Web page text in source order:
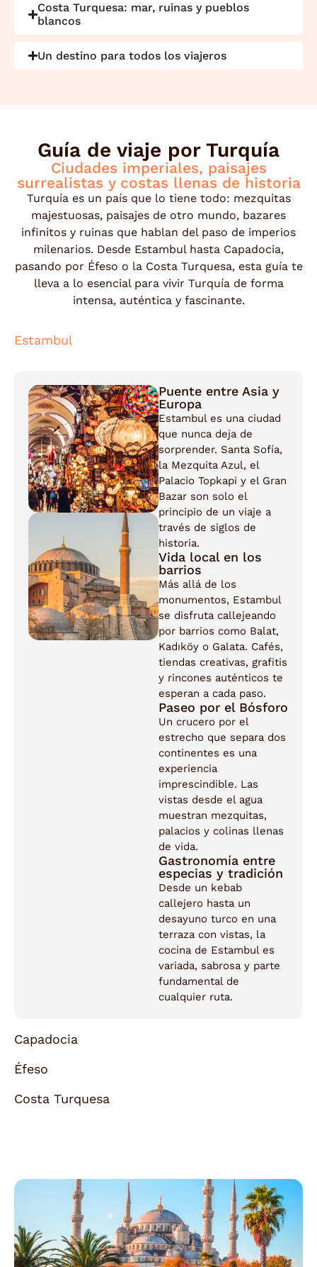
Costa Turquesa: mar, ruinas y pueblos
blancos
Un destino para todos los viajeros
Guía de viaje por Turquía
Ciudades imperiales, paisajes
surrealistas y costas llenas de historia
Turquía es un país que lo tiene todo: mezquitas
majestuosas, paisajes de otro mundo, bazares
infinitos y ruinas que hablan del paso de imperios
milenarios. Desde Estambul hasta Capadocia,
pasando por Éfeso o la Costa Turquesa, esta guía te
lleva a lo esencial para vivir Turquía de forma
intensa, auténtica y fascinante.
Estambul
Capadocia
Éfeso
Costa Turquesa
Puente entre Asia y
Europa
Estambul es una ciudad
que nunca deja de
sorprender. Santa Sofía,
la Mezquita Azul, el
Palacio Topkapi y el Gran
Bazar son solo el
principio de un viaje a
través de siglos de
historia.
Vida local en los
barrios
Más allá de los
monumentos, Estambul
se disfruta callejeando
por barrios como Balat,
Kadıköy o Galata. Cafés,
tiendas creativas, grafitis
y rincones auténticos te
esperan a cada paso.
Paseo por el Bósforo
Un crucero por el
estrecho que separa dos
continentes es una
experiencia
imprescindible. Las
vistas desde el agua
muestran mezquitas,
palacios y colinas llenas
de vida.
Gastronomía entre
especias y tradición
Desde un kebab
callejero hasta un
desayuno turco en una
terraza con vistas, la
cocina de Estambul es
variada, sabrosa y parte
fundamental de
cualquier ruta.